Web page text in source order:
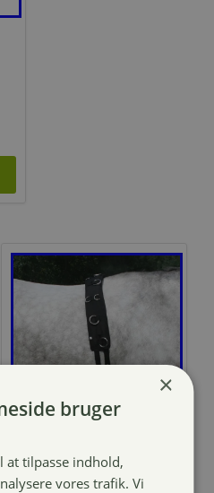
Aspekt
Longerings/kør
×
bruger
at tilpasse indhold,
vores trafik. Vi